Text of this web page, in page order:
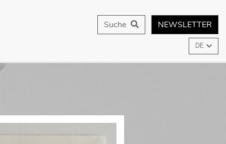
NEWSLETTER
Suche
DE